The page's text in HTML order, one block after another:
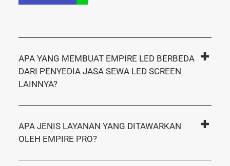
APA YANG MEMBUAT EMPIRE LED BERBEDA
DARI PENYEDIA JASA SEWA LED SCREEN
LAINNYA?
APA JENIS LAYANAN YANG DITAWARKAN
OLEH EMPIRE PRO?